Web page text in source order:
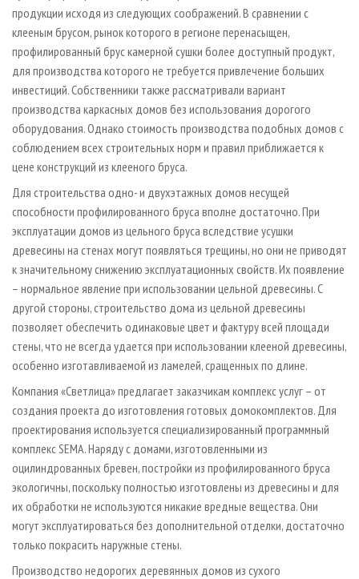
продукции исходя из следующих соображений. В сравнении с
клееным брусом, рынок которого в регионе перенасыщен,
профилированный брус камерной сушки более доступный продукт,
для производства которого не требуется привлечение больших
инвестиций. Собственники также рассматривали вариант
производства каркасных домов без использования дорогого
оборудования. Однако стоимость производства подобных домов с
соблюдением всех строительных норм и правил приближается к
цене конструкций из клееного бруса.
Для строительства одно- и двухэтажных домов несущей
способности профилированного бруса вполне достаточно. При
эксплуатации домов из цельного бруса вследствие усушки
древесины на стенах могут появляться трещины, но они не приводят
к значительному снижению эксплуатационных свойств. Их появление
– нормальное явление при использовании цельной древесины. С
другой стороны, строительство дома из цельной древесины
позволяет обеспечить одинаковые цвет и фактуру всей площади
стены, что не всегда удается при использовании клееной древесины,
особенно изготавливаемой из ламелей, сращенных по длине.
Компания «Светлица» предлагает заказчикам комплекс услуг – от
создания проекта до изготовления готовых домокомплектов. Для
проектирования используется специализированный программный
комплекс SEMA. Наряду с домами, изготовленными из
оцилиндрованных бревен, постройки из профилированного бруса
экологичны, поскольку полностью изготовлены из древесины и для
их обработки не используются никакие вредные вещества. Они
могут эксплуатироваться без дополнительной отделки, достаточно
только покрасить наружные стены.
Производство недорогих деревянных домов из сухого